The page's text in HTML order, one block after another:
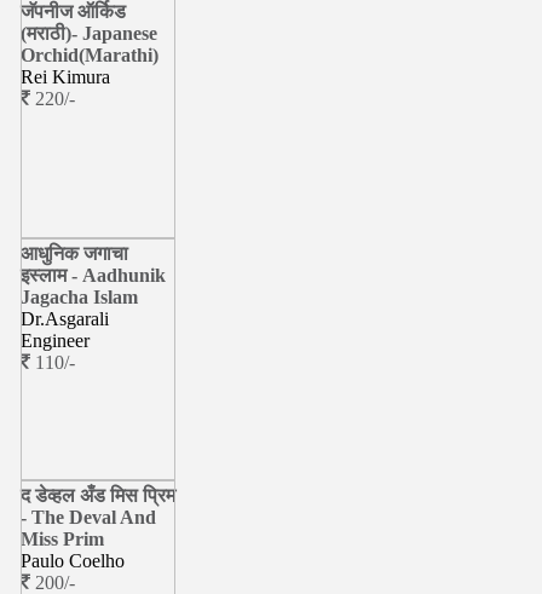
जॅपनीज ऑर्किड
(मराठी)- Japanese
Orchid(Marathi)
Rei Kimura
220/-
आधुनिक जगाचा
इस्लाम - Aadhunik
Jagacha Islam
Dr.Asgarali
Engineer
110/-
द डेव्हल अँड मिस प्रिम
- The Deval And
Miss Prim
Paulo Coelho
200/-